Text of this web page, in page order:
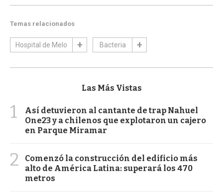
Temas relacionados
Hospital de Melo Bacteria
Las Más Vistas
1
Así detuvieron al cantante de trap Nahuel
One23 y a chilenos que explotaron un cajero
en Parque Miramar
2
Comenzó la construcción del edificio más
alto de América Latina: superará los 470
metros